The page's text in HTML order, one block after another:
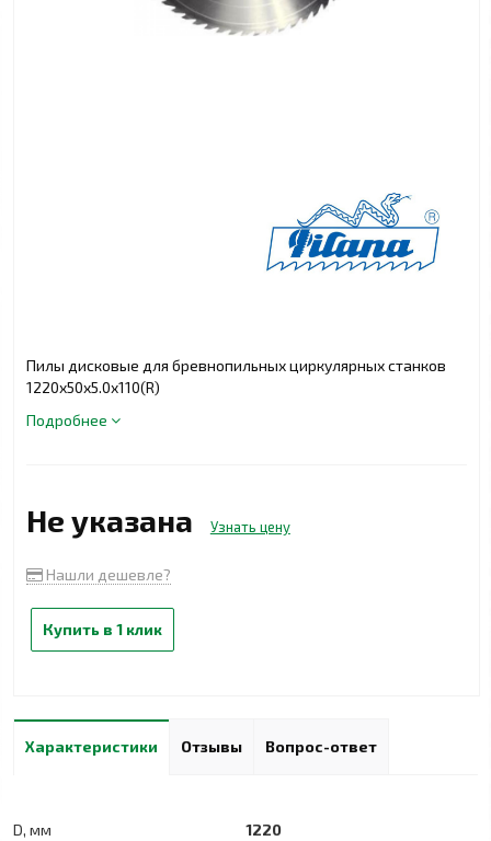
Пилы дисковые для бревнопильных циркулярных станков
1220x50x5.0x110(R)
Подробнее
Не указана Узнать цену
Нашли дешевле?
Купить в 1 клик
Характеристики Отзывы Вопрос-ответ
D, мм 1220